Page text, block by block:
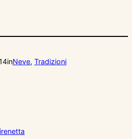
inNeve, Tradizioni